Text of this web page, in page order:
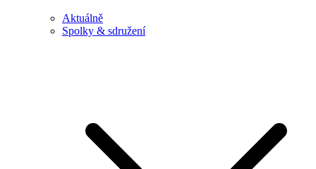
Aktuálně
Spolky & sdružení